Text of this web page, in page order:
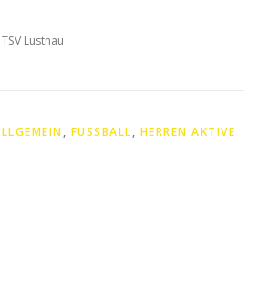
Lustnau
, FUSSBALL, HERREN AKTIVE